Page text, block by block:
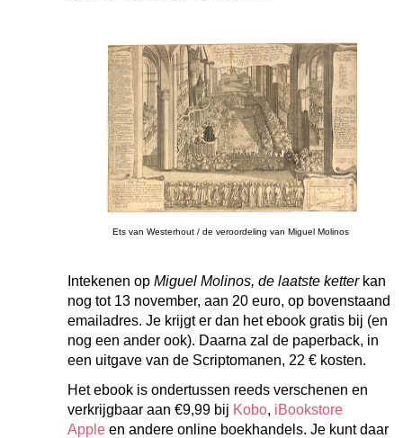
Ets van Westerhout / de veroordeling van Miguel Molinos
Intekenen op Miguel Molinos, de laatste ketter kan
nog tot 13 november, aan 20 euro, op bovenstaand
emailadres. Je krijgt er dan het ebook gratis bij (en
nog een ander ook). Daarna zal de paperback, in
een uitgave van de Scriptomanen, 22 € kosten.
Het ebook is ondertussen reeds verschenen en
verkrijgbaar aan €9,99 bij Kobo, iBookstore
Apple en andere online boekhandels. Je kunt daar